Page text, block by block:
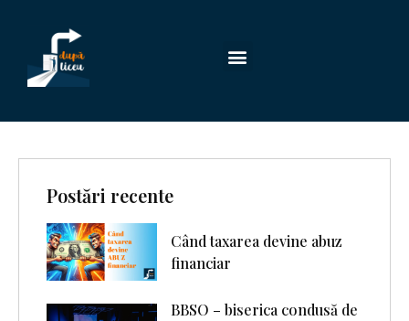
Postări recente
Când taxarea devine abuz
financiar
BBSO – biserica condusă de